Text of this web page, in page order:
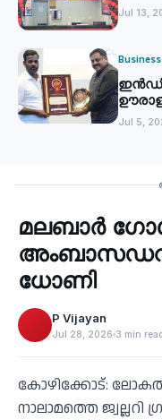
Jul 13,
Business
Jul 5,
‹
മലബാര്‍
ധോണി
P Vijayan
Jul 28, 2026 3 min
കോഴിക്കോട്:
നാലാമത്തെ